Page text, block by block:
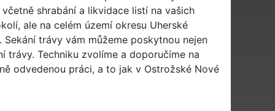
shrabání a likvidace listí na vašich
ale na celém území okresu Uherské
trávy vám můžeme poskytnou nejen
trávy. Techniku zvolíme a doporučíme na
odvedenou práci, a to jak v Ostrožské Nové